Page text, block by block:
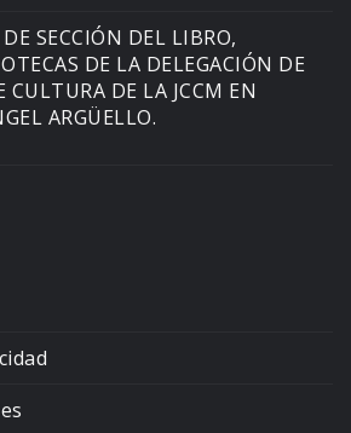
SECCIÓN DEL LIBRO,
DE LA DELEGACIÓN DE
CULTURA DE LA JCCM EN
ARGÜELLO.